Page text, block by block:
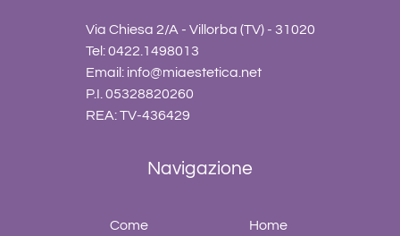
Via Chiesa 2/A - Villorba (TV) - 31020
Tel: 0422.1498013
Email: info@miaestetica.net
P.I. 05328820260
REA: TV-436429
Navigazione
Come
Home